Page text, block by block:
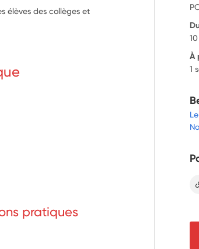
élèves des collèges et
pratiques
À
1